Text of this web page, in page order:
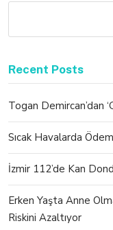
Recent Posts
Togan Demircan’dan
Sıcak Havalarda
İzmir 112’de Kan
Erken Yaşta Anne
Riskini Azaltıyor